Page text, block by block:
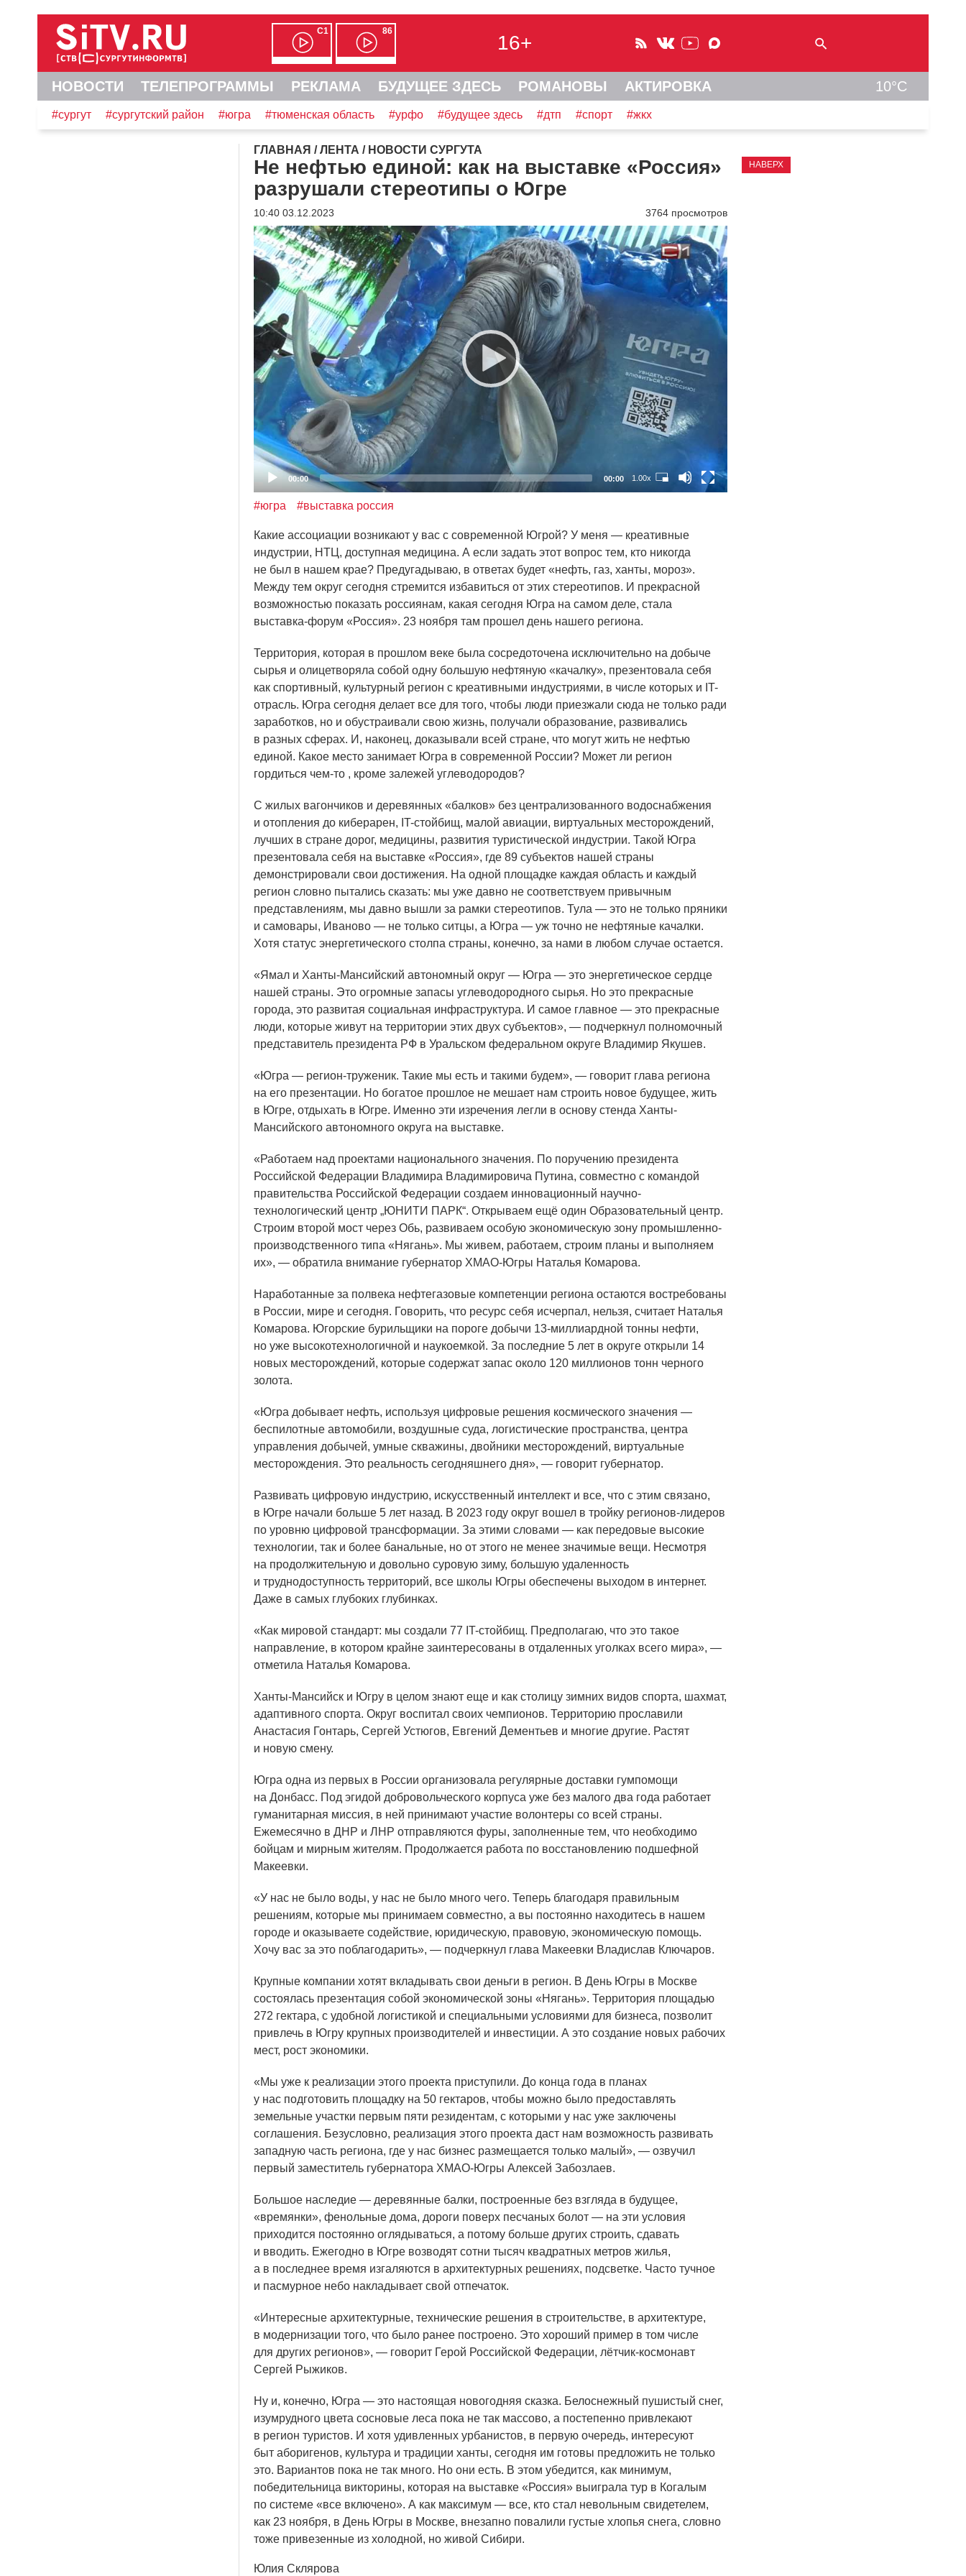
С1 86
16+
НОВОСТИ ТЕЛЕПРОГРАММЫ РЕКЛАМА БУДУЩЕЕ ЗДЕСЬ РОМАНОВЫ АКТИРОВКА 10°C
#сургут #сургутский район #югра #тюменская область #урфо #будущее здесь #дтп #спорт #жкх
ГЛАВНАЯ /ЛЕНТА / НОВОСТИ СУРГУТА
Не нефтью единой: как на выставке «Россия»
разрушали стереотипы о Югре
10:40 03.12.2023 3764 просмотров
Видеоплеер
00:00 00:00 1.00x
#югра #выставка россия
Какие ассоциации возникают у вас с современной Югрой? У меня — креативные
индустрии, НТЦ, доступная медицина. А если задать этот вопрос тем, кто никогда
не был в нашем крае? Предугадываю, в ответах будет «нефть, газ, ханты, мороз».
Между тем округ сегодня стремится избавиться от этих стереотипов. И прекрасной
возможностью показать россиянам, какая сегодня Югра на самом деле, стала
выставка-форум «Россия». 23 ноября там прошел день нашего региона.
Территория, которая в прошлом веке была сосредоточена исключительно на добыче
сырья и олицетворяла собой одну большую нефтяную «качалку», презентовала себя
как спортивный, культурный регион с креативными индустриями, в числе которых и IT-
отрасль. Югра сегодня делает все для того, чтобы люди приезжали сюда не только ради
заработков, но и обустраивали свою жизнь, получали образование, развивались
в разных сферах. И, наконец, доказывали всей стране, что могут жить не нефтью
единой. Какое место занимает Югра в современной России? Может ли регион
гордиться чем-то , кроме залежей углеводородов?
С жилых вагончиков и деревянных «балков» без централизованного водоснабжения
и отопления до киберарен, IT-стойбищ, малой авиации, виртуальных месторождений,
лучших в стране дорог, медицины, развития туристической индустрии. Такой Югра
презентовала себя на выставке «Россия», где 89 субъектов нашей страны
демонстрировали свои достижения. На одной площадке каждая область и каждый
регион словно пытались сказать: мы уже давно не соответствуем привычным
представлениям, мы давно вышли за рамки стереотипов. Тула — это не только пряники
и самовары, Иваново — не только ситцы, а Югра — уж точно не нефтяные качалки.
Хотя статус энергетического столпа страны, конечно, за нами в любом случае остается.
«Ямал и Ханты-Мансийский автономный округ — Югра — это энергетическое сердце
нашей страны. Это огромные запасы углеводородного сырья. Но это прекрасные
города, это развитая социальная инфраструктура. И самое главное — это прекрасные
люди, которые живут на территории этих двух субъектов», — подчеркнул полномочный
представитель президента РФ в Уральском федеральном округе Владимир Якушев.
«Югра — регион-труженик. Такие мы есть и такими будем», — говорит глава региона
на его презентации. Но богатое прошлое не мешает нам строить новое будущее, жить
в Югре, отдыхать в Югре. Именно эти изречения легли в основу стенда Ханты-
Мансийского автономного округа на выставке.
«Работаем над проектами национального значения. По поручению президента
Российской Федерации Владимира Владимировича Путина, совместно с командой
правительства Российской Федерации создаем инновационный научно-
технологический центр „ЮНИТИ ПАРК“. Открываем ещё один Образовательный центр.
Строим второй мост через Обь, развиваем особую экономическую зону промышленно-
производственного типа «Нягань». Мы живем, работаем, строим планы и выполняем
их», — обратила внимание губернатор ХМАО-Югры Наталья Комарова.
Наработанные за полвека нефтегазовые компетенции региона остаются востребованы
в России, мире и сегодня. Говорить, что ресурс себя исчерпал, нельзя, считает Наталья
Комарова. Югорские бурильщики на пороге добычи 13-миллиардной тонны нефти,
но уже высокотехнологичной и наукоемкой. За последние 5 лет в округе открыли 14
новых месторождений, которые содержат запас около 120 миллионов тонн черного
золота.
«Югра добывает нефть, используя цифровые решения космического значения —
беспилотные автомобили, воздушные суда, логистические пространства, центра
управления добычей, умные скважины, двойники месторождений, виртуальные
месторождения. Это реальность сегодняшнего дня», — говорит губернатор.
Развивать цифровую индустрию, искусственный интеллект и все, что с этим связано,
в Югре начали больше 5 лет назад. В 2023 году округ вошел в тройку регионов-лидеров
по уровню цифровой трансформации. За этими словами — как передовые высокие
технологии, так и более банальные, но от этого не менее значимые вещи. Несмотря
на продолжительную и довольно суровую зиму, большую удаленность
и труднодоступность территорий, все школы Югры обеспечены выходом в интернет.
Даже в самых глубоких глубинках.
«Как мировой стандарт: мы создали 77 IT-стойбищ. Предполагаю, что это такое
направление, в котором крайне заинтересованы в отдаленных уголках всего мира», —
отметила Наталья Комарова.
Ханты-Мансийск и Югру в целом знают еще и как столицу зимних видов спорта, шахмат,
адаптивного спорта. Округ воспитал своих чемпионов. Территорию прославили
Анастасия Гонтарь, Сергей Устюгов, Евгений Дементьев и многие другие. Растят
и новую смену.
Югра одна из первых в России организовала регулярные доставки гумпомощи
на Донбасс. Под эгидой добровольческого корпуса уже без малого два года работает
гуманитарная миссия, в ней принимают участие волонтеры со всей страны.
Ежемесячно в ДНР и ЛНР отправляются фуры, заполненные тем, что необходимо
бойцам и мирным жителям. Продолжается работа по восстановлению подшефной
Макеевки.
«У нас не было воды, у нас не было много чего. Теперь благодаря правильным
решениям, которые мы принимаем совместно, а вы постоянно находитесь в нашем
городе и оказываете содействие, юридическую, правовую, экономическую помощь.
Хочу вас за это поблагодарить», — подчеркнул глава Макеевки Владислав Ключаров.
Крупные компании хотят вкладывать свои деньги в регион. В День Югры в Москве
состоялась презентация собой экономической зоны «Нягань». Территория площадью
272 гектара, с удобной логистикой и специальными условиями для бизнеса, позволит
привлечь в Югру крупных производителей и инвестиции. А это создание новых рабочих
мест, рост экономики.
«Мы уже к реализации этого проекта приступили. До конца года в планах
у нас подготовить площадку на 50 гектаров, чтобы можно было предоставлять
земельные участки первым пяти резидентам, с которыми у нас уже заключены
соглашения. Безусловно, реализация этого проекта даст нам возможность развивать
западную часть региона, где у нас бизнес размещается только малый», — озвучил
первый заместитель губернатора ХМАО-Югры Алексей Забозлаев.
Большое наследие — деревянные балки, построенные без взгляда в будущее,
«времянки», фенольные дома, дороги поверх песчаных болот — на эти условия
приходится постоянно оглядываться, а потому больше других строить, сдавать
и вводить. Ежегодно в Югре возводят сотни тысяч квадратных метров жилья,
а в последнее время изгаляются в архитектурных решениях, подсветке. Часто тучное
и пасмурное небо накладывает свой отпечаток.
«Интересные архитектурные, технические решения в строительстве, в архитектуре,
в модернизации того, что было ранее построено. Это хороший пример в том числе
для других регионов», — говорит Герой Российской Федерации, лётчик-космонавт
Сергей Рыжиков.
Ну и, конечно, Югра — это настоящая новогодняя сказка. Белоснежный пушистый снег,
изумрудного цвета сосновые леса пока не так массово, а постепенно привлекают
в регион туристов. И хотя удивленных урбанистов, в первую очередь, интересуют
быт аборигенов, культура и традиции ханты, сегодня им готовы предложить не только
это. Вариантов пока не так много. Но они есть. В этом убедится, как минимум,
победительница викторины, которая на выставке «Россия» выиграла тур в Когалым
по системе «все включено». А как максимум — все, кто стал невольным свидетелем,
как 23 ноября, в День Югры в Москве, внезапно повалили густые хлопья снега, словно
тоже привезенные из холодной, но живой Сибири.
Юлия Склярова
НАВЕРХ